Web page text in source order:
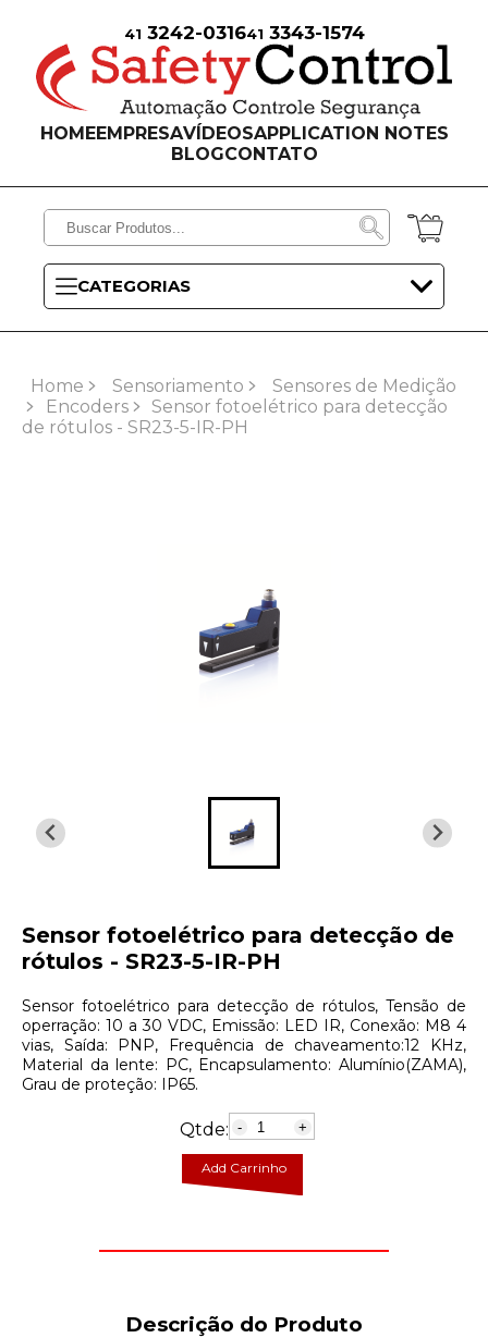
41 3242-031641 3343-1574
HOMEEMPRESAVÍDEOSAPPLICATION NOTES
BLOGCONTATO
CATEGORIAS
Home Sensoriamento
Sensores de Medição
Encoders
Sensor fotoelétrico para detecção
de rótulos - SR23-5-IR-PH
Sensor fotoelétrico para detecção de
rótulos - SR23-5-IR-PH
Sensor fotoelétrico para detecção de rótulos, Tensão de
operração: 10 a 30 VDC, Emissão: LED IR, Conexão: M8 4
vias, Saída: PNP, Frequência de chaveamento:12 KHz,
Material da lente: PC, Encapsulamento: Alumínio(ZAMA),
Grau de proteção: IP65.
Qtde: - +
Add Carrinho
Descrição do Produto